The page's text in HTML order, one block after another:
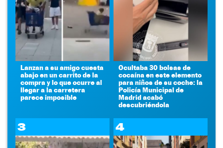
Lanzan a su amigo cuesta
abajo en un carrito de la
compra y lo que ocurre al
llegar a la carretera
parece imposible
Ocultaba 30 bolsas de
cocaína en este elemento
para niños de su coche: la
Policía Municipal de
Madrid acabó
descubriéndola
3 4